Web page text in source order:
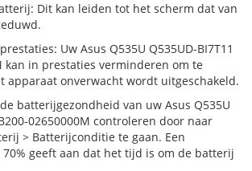
Dit kan leiden tot het scherm dat van
Uw Asus Q535U Q535UD-BI7T11
kan in prestaties verminderen om te
apparaat onverwacht wordt uitgeschakeld.
batterijgezondheid van uw Asus Q535U
02650000M controleren door naar
> Batterijconditie te gaan. Een
geeft aan dat het tijd is om de batterij